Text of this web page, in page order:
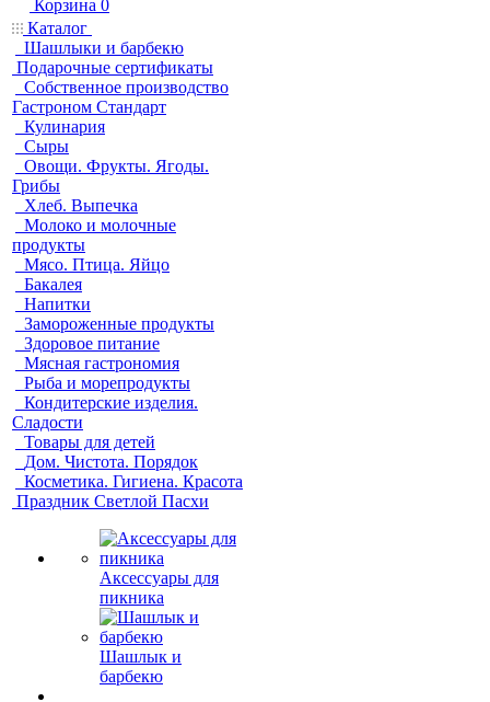
Корзина 0
Каталог
Шашлыки и барбекю
Подарочные сертификаты
Собственное производство
Гастроном Стандарт
Кулинария
Сыры
Овощи. Фрукты. Ягоды.
Грибы
Хлеб. Выпечка
Молоко и молочные
продукты
Мясо. Птица. Яйцо
Бакалея
Напитки
Замороженные продукты
Здоровое питание
Мясная гастрономия
Рыба и морепродукты
Кондитерские изделия.
Сладости
Товары для детей
Дом. Чистота. Порядок
Косметика. Гигиена. Красота
Праздник Светлой Пасхи
Аксессуары для
пикника
Шашлык и
барбекю